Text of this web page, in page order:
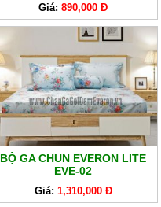
Giá: 890,000 Đ
BỘ GA CHUN EVERON LITE
EVE-02
Giá: 1,310,000 Đ